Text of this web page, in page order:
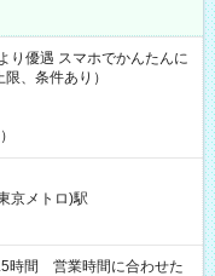
優遇 スマホでかんたんに
、条件あり）
京メトロ)駅